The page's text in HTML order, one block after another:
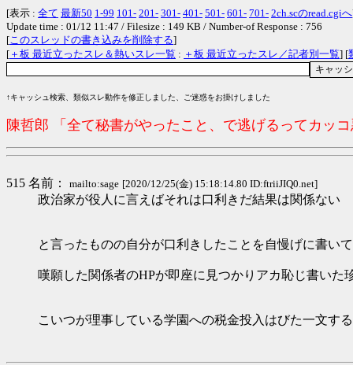
[表示 : 全て 最新50 1-99 101- 201- 301- 401- 501- 601- 701- 2ch.scのread.cgiへ
Update time : 01/12 11:47 / Filesize : 149 KB / Number-of Response : 756
[このスレッドの書き込みを削除する]
[ ＋板 最近立ったスレ＆熱いスレ一覧 : ＋板 最近立ったスレ／記者別一覧] [
↑キャッシュ検索、類似スレ動作を修正しました、ご迷惑をお掛けしました
陳哲郎 「全て秘書がやったこと、で逃げるってカッ
515 名前： mailto:sage [2020/12/25(金) 15:18:14.80 ID:ftriiJIQ0.net]
政治家が役人に言えばそれは口利きだ結果は関係ない
と言ったものの自分が口利きしたことを自慢げに書い
嘆願した関係者のHPが即座に見つかりアカ恥じ書い
こいつが理事している学園への税金投入はびた一文す